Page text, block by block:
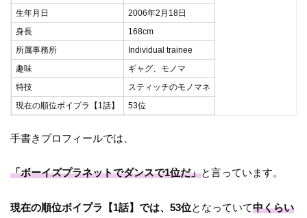
生年月日
2006年2月18日
身長
168cm
所属事務所
Individual trainee
趣味
ギャグ、モノマ
特技
スティッチのモノマネ
現在の順位ボイプラ
【1話】 53位
手書きプロフィールでは、
「ボーイズプラネットでダンスで1位だ」と言っています。
現在の順位ボイプラ 【1話】では、53位となっていて中くらい